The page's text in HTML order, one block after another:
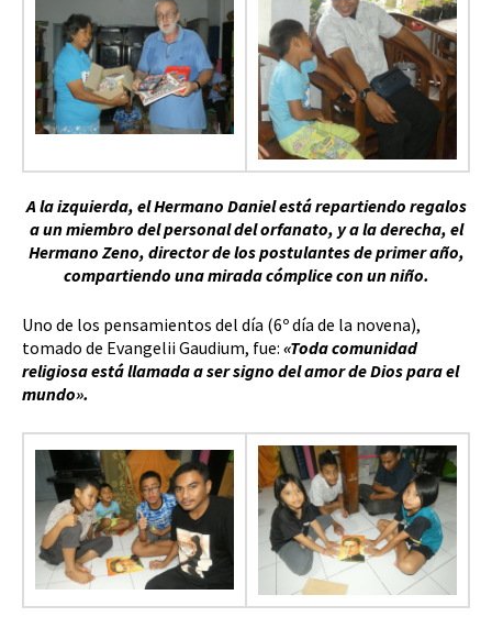
A la izquierda, el Hermano Daniel está repartiendo regalos
a un miembro del personal del orfanato, y a la derecha, el
Hermano Zeno, director de los postulantes de primer año,
compartiendo una mirada cómplice con un niño.
Uno de los pensamientos del día (6º día de la novena),
tomado de Evangelii Gaudium, fue: «Toda comunidad
religiosa está llamada a ser signo del amor de Dios para el
mundo».